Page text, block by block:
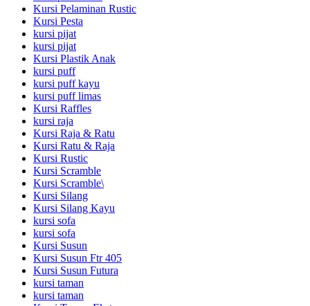
Kursi Pelaminan Rustic
Kursi Pesta
kursi pijat
kursi pijat
Kursi Plastik Anak
kursi puff
kursi puff kayu
kursi puff limas
Kursi Raffles
kursi raja
Kursi Raja & Ratu
Kursi Ratu & Raja
Kursi Rustic
Kursi Scramble
Kursi Scramble\
Kursi Silang
Kursi Silang Kayu
kursi sofa
kursi sofa
Kursi Susun
Kursi Susun Ftr 405
Kursi Susun Futura
kursi taman
kursi taman